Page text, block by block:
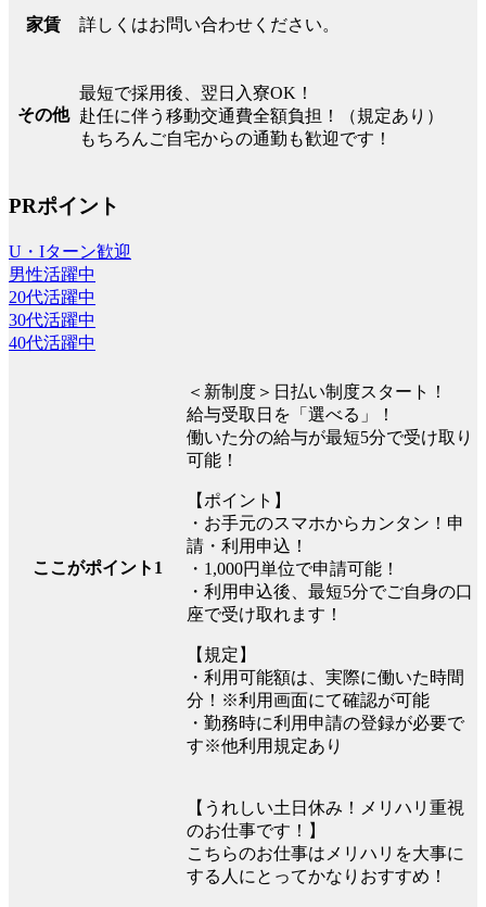
家賃 詳しくはお問い合わせください。
その他
最短で採用後、翌日入寮OK！
赴任に伴う移動交通費全額負担！（規定あり）
もちろんご自宅からの通勤も歓迎です！
PRポイント
U・Iターン歓迎
男性活躍中
20代活躍中
30代活躍中
40代活躍中
ここがポイント1
＜新制度＞日払い制度スタート！
給与受取日を「選べる」！
働いた分の給与が最短5分で受け取り
可能！
【ポイント】
・お手元のスマホからカンタン！申
請・利用申込！
・1,000円単位で申請可能！
・利用申込後、最短5分でご自身の口
座で受け取れます！
【規定】
・利用可能額は、実際に働いた時間
分！※利用画面にて確認が可能
・勤務時に利用申請の登録が必要で
す※他利用規定あり
【うれしい土日休み！メリハリ重視
のお仕事です！】
こちらのお仕事はメリハリを大事に
する人にとってかなりおすすめ！